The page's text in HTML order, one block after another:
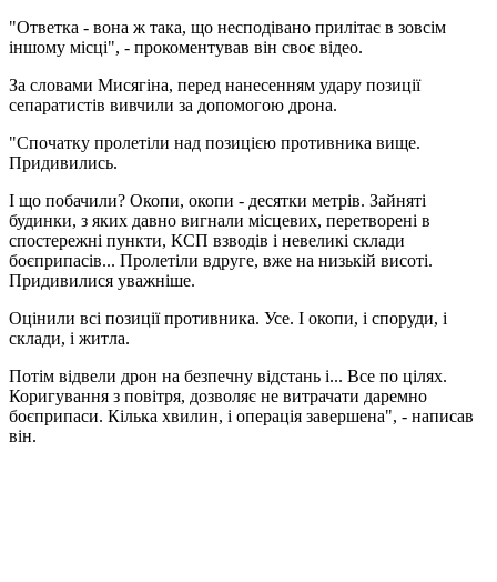
"Ответка - вона ж така, що несподівано прилітає в зовсім
іншому місці", - прокоментував він своє відео.
За словами Мисягіна, перед нанесенням удару позиції
сепаратистів вивчили за допомогою дрона.
"Спочатку пролетіли над позицією противника вище.
Придивились.
І що побачили? Окопи, окопи - десятки метрів. Зайняті
будинки, з яких давно вигнали місцевих, перетворені в
спостережні пункти, КСП взводів і невеликі склади
боєприпасів... Пролетіли вдруге, вже на низькій висоті.
Придивилися уважніше.
Оцінили всі позиції противника. Усе. І окопи, і споруди, і
склади, і житла.
Потім відвели дрон на безпечну відстань і... Все по цілях.
Коригування з повітря, дозволяє не витрачати даремно
боєприпаси. Кілька хвилин, і операція завершена", - написав
він.